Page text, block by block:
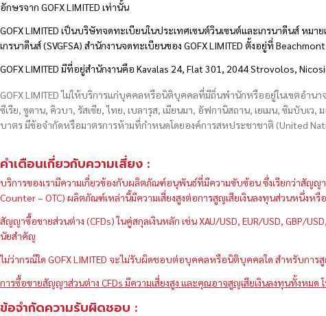
อักษรจาก GOFX LIMITED เท่านั้น
GOFX LIMITED เป็นบริษัทจดทะเบียนในประเทศเซนต์วินเซนต์และเกรนาดีนส์ หม
เกรนาดีนส์ (SVGFSA) สำนักงานจดทะเบียนของ GOFX LIMITED ตั้งอยู่ที่
GOFX LIMITED มีที่อยู่สำนักงานคือ Kavalas 24, Flat 301, 2044 Strovolos,
GOFX LIMITED ไม่ให้บริการแก่บุคคลหรือนิติบุคคลที่มีถิ่นพำนักหรืออยู่ในเขตอำน
ซีเรีย, ซูดาน, คิวบา, รัสเซีย, ไทย, เบลารุส, เมียนมา, อัฟกานิสถาน, เยเมน, ซิมบับเว
บาตร มีข้อจำกัดหรือมาตรการห้ามที่กำหนดโดยองค์การสหประชาชาติ (United
คำเตือนเกี่ยวกับความเสี่ยง :
บริการของเรามีความเกี่ยวข้องกับผลิตภัณฑ์อนุพันธ์ที่มีความซับซ้อน ซึ่งเรียกว่าสัญ
Counter – OTC) ผลิตภัณฑ์เหล่านี้มีความเสี่ยงสูงต่อการสูญเสียเงินลงทุนส่วนหนึ่งห
สัญญาซื้อขายส่วนต่าง (CFDs) ในคู่สกุลเงินหลัก เช่น XAU/USD, EUR/USD, GBP/
นัยสำคัญ
ไม่ว่ากรณีใด GOFX LIMITED จะไม่รับผิดชอบต่อบุคคลหรือนิติบุคคลใด สำหรับการ
การซื้อขายสัญญาส่วนต่าง CFDs มีความเสี่ยงสูง และคุณอาจสูญเสียเงินลงทุนทั้งหมด
ข้อจำกัดความรับผิดชอบ :